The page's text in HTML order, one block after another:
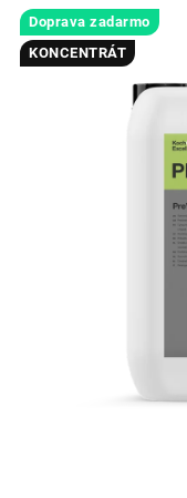
VÝHODNÉ SADY
NOVINKY V
DARČEKOVÉ
ČISTENIE A ÚDRŽBA
Doprava zadarmo
KONCENTRÁT